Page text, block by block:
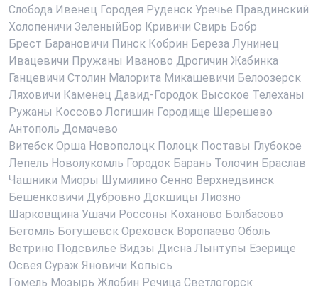
Слобода Ивенец Городея Руденск Уречье Правдинский
Холопеничи ЗеленыйБор Кривичи Свирь Бобр
Брест Барановичи Пинск Кобрин Береза Лунинец
Ивацевичи Пружаны Иваново Дрогичин Жабинка
Ганцевичи Столин Малорита Микашевичи Белоозерск
Ляховичи Каменец Давид-Городок Высокое Телеханы
Ружаны Коссово Логишин Городище Шерешево
Антополь Домачево
Витебск Орша Новополоцк Полоцк Поставы Глубокое
Лепель Новолукомль Городок Барань Толочин Браслав
Чашники Миоры Шумилино Сенно Верхнедвинск
Бешенковичи Дубровно Докшицы Лиозно
Шарковщина Ушачи Россоны Коханово Болбасово
Бегомль Богушевск Ореховск Воропаево Оболь
Ветрино Подсвилье Видзы Дисна Лынтупы Езерище
Освея Сураж Яновичи Копысь
Гомель Мозырь Жлобин Речица Светлогорск